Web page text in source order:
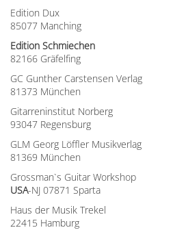
Edition Dux
85077 Manching
Edition Schmiechen
82166 Gräfelfing
GC Gunther Carstensen Verlag
81373 München
Gitarreninstitut Norberg
93047 Regensburg
GLM Georg Löffler Musikverlag
81369 München
Grossman`s Guitar Workshop
USA-NJ 07871 Sparta
Haus der Musik Trekel
22415 Hamburg